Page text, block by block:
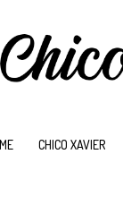
CHICO XAVIER